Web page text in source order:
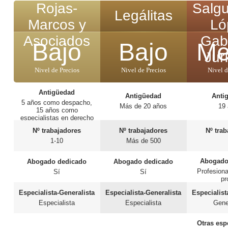
Rojas-
Marcos y
Asociados
Bajo
Nivel de Precios
Antigüedad
5 años como despacho,
15 años como
especialistas en derecho
Nº trabajadores
1-10
Abogado dedicado
Sí
Especialista-Generalista
Especialista
Legálitas
Bajo
Nivel de Precios
Antigüedad
Más de 20 años
Nº trabajadores
Más de 500
Abogado dedicado
Sí
Especialista-Generalista
Especialista
Nivel
19
Nº
Otras